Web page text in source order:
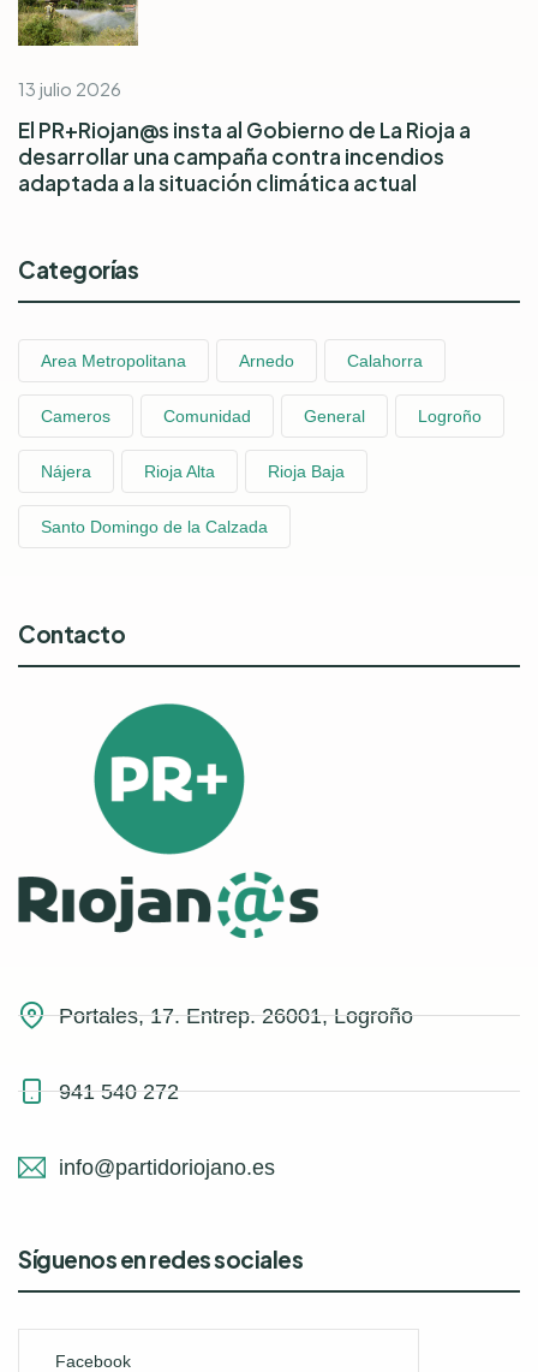
13 julio 2026
El PR+Riojan@s insta al Gobierno de La Rioja a
desarrollar una campaña contra incendios
adaptada a la situación climática actual
Categorías
Area Metropolitana Arnedo Calahorra
Cameros Comunidad General Logroño
Nájera Rioja Alta Rioja Baja
Santo Domingo de la Calzada
Contacto
Portales, 17. Entrep. 26001, Logroño
941 540 272
info@partidoriojano.es
Síguenos en redes sociales
Facebook